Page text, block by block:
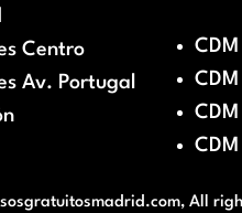
Centro
Av. Portugal
All